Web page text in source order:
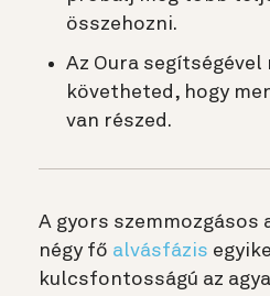
összehozni.
Az Oura segítségével
követheted, hogy
van részed.
A gyors szemmozgásos
négy fő alvásfázis
kulcsfontosságú az